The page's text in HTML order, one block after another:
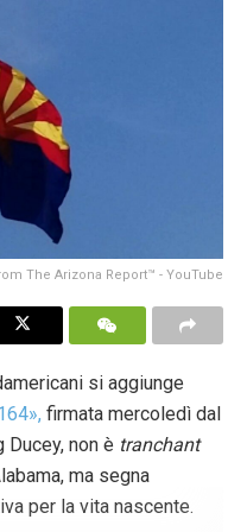
direttore del CPC di
rilasciata al canale
dell’emittente ha
di disonestà,
che si rivolgono ai
la missione
modo giudicante o
è appunto la
un
previsto per
quel
budget
di solito
legge fiscale e questo
The Arizona Report™ - YouTube
si aggiunge
firmata mercoledì dal
non è tranchant
ma segna
per la vita nascente.